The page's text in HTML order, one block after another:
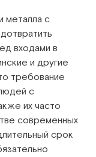
металла с
входами в
и другие
требование
с
их часто
современных
срок